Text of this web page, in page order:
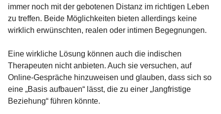
immer noch mit der gebotenen Distanz im richtigen Leben
zu treffen. Beide Möglichkeiten bieten allerdings keine
wirklich erwünschten, realen oder intimen Begegnungen.
Eine wirkliche Lösung können auch die indischen
Therapeuten nicht anbieten. Auch sie versuchen, auf
Online-Gespräche hinzuweisen und glauben, dass sich so
eine „Basis aufbauen“ lässt, die zu einer „langfristige
Beziehung“ führen könnte.